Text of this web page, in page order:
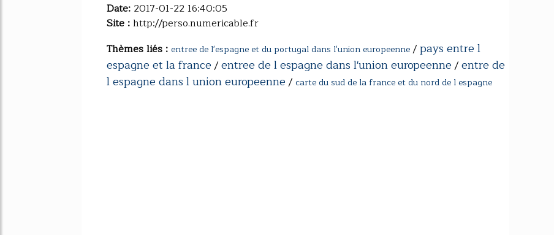
Date: 2017-01-22 16:40:05
Site :http://perso.numericable.fr
Thèmes liés : entree de l'espagne et du portugal dans l'union europeenne/pays entre l
espagne et la france/entree de l espagne dans l'union europeenne/entre de
l espagne dans l union europeenne/ carte du sud de la france et du nord de l espagne